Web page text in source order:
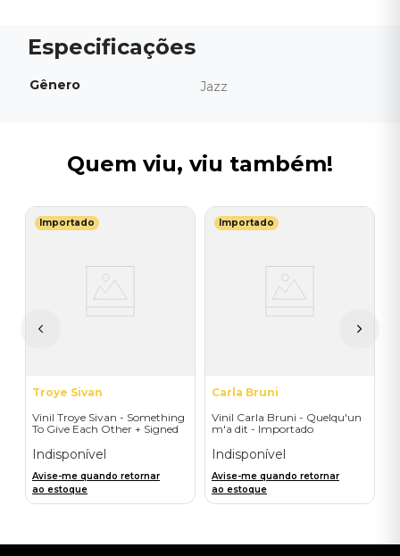
Gênero Jazz
Quem viu, viu também!
Importado
Troye Sivan
Vinil Troye Sivan - Something
To Give Each Other + Signed
Indisponível
Avise-me quando retornar
ao estoque
Importado
Carla Bruni
Vinil Carla Bruni - Quelqu'un
m'a dit - Importado
Indisponível
Avise-me quando retornar
ao estoque